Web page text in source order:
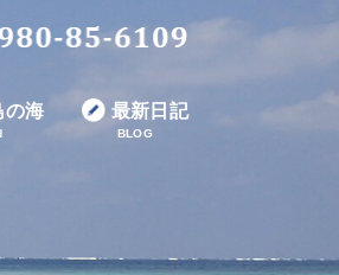
の海 最新日記
BLOG